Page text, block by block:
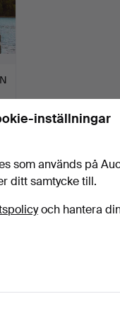
arkiv med avslutade
inställningar
som används på
ditt samtycke till.
och hantera